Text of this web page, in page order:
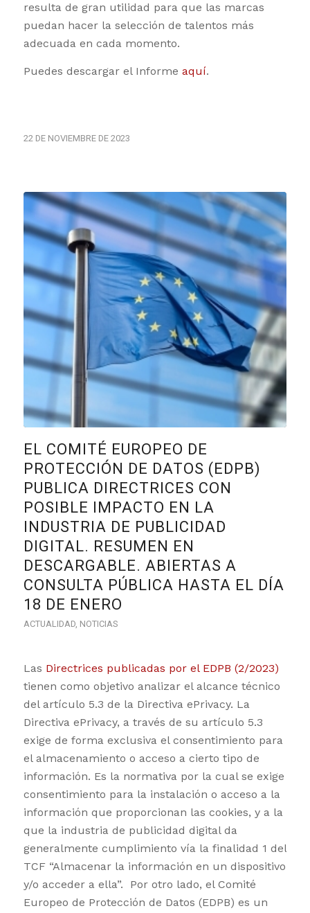
resulta de gran utilidad para que las marcas
puedan hacer la selección de talentos más
adecuada en cada momento.
Puedes descargar el Informe aquí.
22 DE NOVIEMBRE DE 2023
EL COMITÉ EUROPEO DE
PROTECCIÓN DE DATOS (EDPB)
PUBLICA DIRECTRICES CON
POSIBLE IMPACTO EN LA
INDUSTRIA DE PUBLICIDAD
DIGITAL. RESUMEN EN
DESCARGABLE. ABIERTAS A
CONSULTA PÚBLICA HASTA EL DÍA
18 DE ENERO
ACTUALIDAD, NOTICIAS
Las Directrices publicadas por el EDPB (2/2023)
tienen como objetivo analizar el alcance técnico
del artículo 5.3 de la Directiva ePrivacy. La
Directiva ePrivacy, a través de su artículo 5.3
exige de forma exclusiva el consentimiento para
el almacenamiento o acceso a cierto tipo de
información. Es la normativa por la cual se exige
consentimiento para la instalación o acceso a la
información que proporcionan las cookies, y a la
que la industria de publicidad digital da
generalmente cumplimiento vía la finalidad 1 del
TCF “Almacenar la información en un dispositivo
y/o acceder a ella”. Por otro lado, el Comité
Europeo de Protección de Datos (EDPB) es un